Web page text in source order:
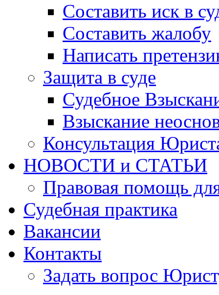
Составить иск в
Составить жалобу
Написать
Защита в суде
Судебное
Взыскание
Консультация
НОВОСТИ и СТАТЬИ
Правовая помощь
Судебная практика
Вакансии
Контакты
Задать вопрос